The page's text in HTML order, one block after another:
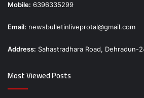
Mobile: 6396335299
Email: newsbulletinliveprotal@gmail.com
Address: Sahastradhara Road, Dehradun-
Most Viewed Posts